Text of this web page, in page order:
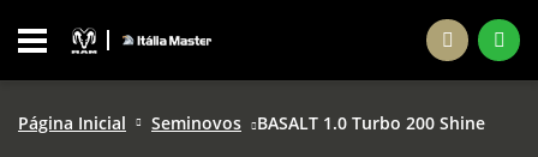
Página Inicial Seminovos BASALT 1.0 Turbo 200 Shine